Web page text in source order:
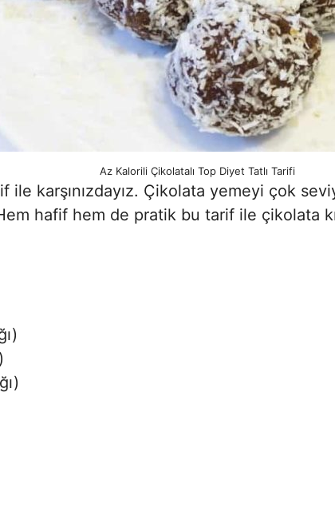
Az Kalorili Çikolatalı Top Diyet Tatlı Tarifi
karşınızdayız. Çikolata yemeyi çok
hafif hem de pratik bu tarif ile çikolata